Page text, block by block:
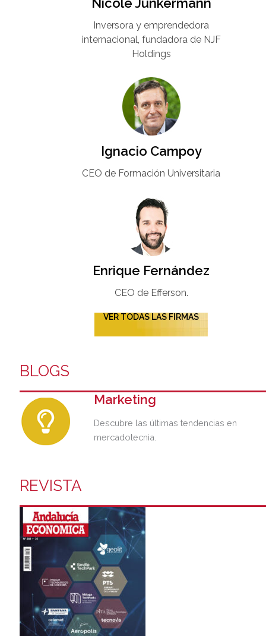
Nicole Junkermann​
Inversora y emprendedora
internacional, fundadora de NJF
Holdings
Ignacio Campoy​
CEO de Formación Universitaria​
Enrique Fernández
CEO de Efferson.
VER TODAS LAS FIRMAS
BLOGS
Marketing
Descubre las últimas tendencias en
mercadotecnia.
REVISTA